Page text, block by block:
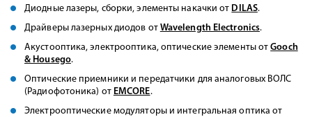
Диодные лазеры, сборки, элементы накачки от DILAS.
Драйверы лазерных диодов от Wavelength Electronics.
Акустооптика, электрооптика, оптические элементы отGooch
& Housego.
Оптические приемники и передатчики для аналоговых ВОЛС
(Радиофотоника) от EMCORE.
Электрооптические модуляторы и интегральная оптика от